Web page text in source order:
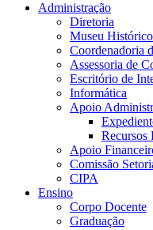
Administração
Diretoria
Museu Histórico
Coordenadoria
Assessoria de
Escritório de
Informática
Apoio
Recursos
Apoio
Comissão
CIPA
Ensino
Corpo Docente
Graduação